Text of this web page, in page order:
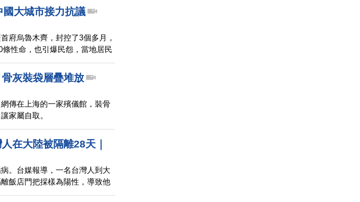
大城市接力抗議
府烏魯木齊，封控了3個多月，
性命，也引爆民怨，當地居民
多地，包括北京、上海、武
上海居民群起憤怒要求「共產
骨灰裝袋層疊堆放
傳在上海的一家殯儀館，裝骨
家屬自取。
在大陸被隔離28天｜
。台媒報導，一名台灣人到大
飯店門把採樣為陽性，導致他